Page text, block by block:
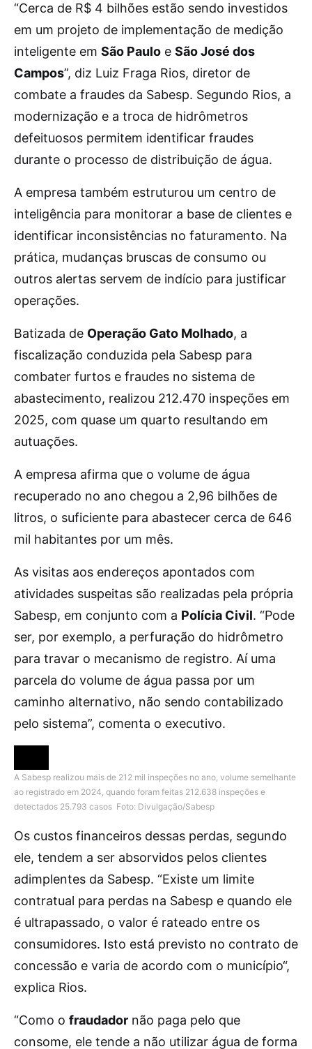
“Cerca de R$ 4 bilhões estão sendo investidos
em um projeto de implementação de medição
inteligente em São Paulo e São José dos
Campos”, diz Luiz Fraga Rios, diretor de
combate a fraudes da Sabesp. Segundo Rios, a
modernização e a troca de hidrômetros
defeituosos permitem identificar fraudes
durante o processo de distribuição de água.
A empresa também estruturou um centro de
inteligência para monitorar a base de clientes e
identificar inconsistências no faturamento. Na
prática, mudanças bruscas de consumo ou
outros alertas servem de indício para justificar
operações.
Batizada de Operação Gato Molhado, a
fiscalização conduzida pela Sabesp para
combater furtos e fraudes no sistema de
abastecimento, realizou 212.470 inspeções em
2025, com quase um quarto resultando em
autuações.
A empresa afirma que o volume de água
recuperado no ano chegou a 2,96 bilhões de
litros, o suficiente para abastecer cerca de 646
mil habitantes por um mês.
As visitas aos endereços apontados com
atividades suspeitas são realizadas pela própria
Sabesp, em conjunto com a Polícia Civil. “Pode
ser, por exemplo, a perfuração do hidrômetro
para travar o mecanismo de registro. Aí uma
parcela do volume de água passa por um
caminho alternativo, não sendo contabilizado
pelo sistema”, comenta o executivo.
A Sabesp realizou mais de 212 mil inspeções no ano, volume semelhante
ao registrado em 2024, quando foram feitas 212.638 inspeções e
detectados 25.793 casos Foto: Divulgação/Sabesp
Os custos financeiros dessas perdas, segundo
ele, tendem a ser absorvidos pelos clientes
adimplentes da Sabesp. “Existe um limite
contratual para perdas na Sabesp e quando ele
é ultrapassado, o valor é rateado entre os
consumidores. Isto está previsto no contrato de
concessão e varia de acordo com o município“,
explica Rios.
“Como o fraudador não paga pelo que
consome, ele tende a não utilizar água de forma